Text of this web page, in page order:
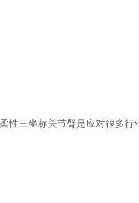
三坐标关节臂是应对很多行